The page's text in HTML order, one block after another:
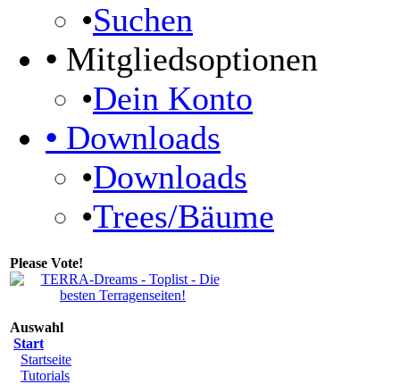
•Suchen
• Mitgliedsoptionen
•Dein Konto
• Downloads
•Downloads
•Trees/Bäume
Please Vote!
Auswahl
Start
Startseite
Tutorials